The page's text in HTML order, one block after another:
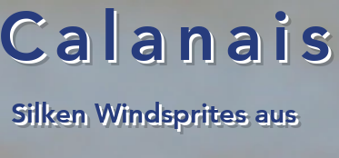
Silken Windsprites